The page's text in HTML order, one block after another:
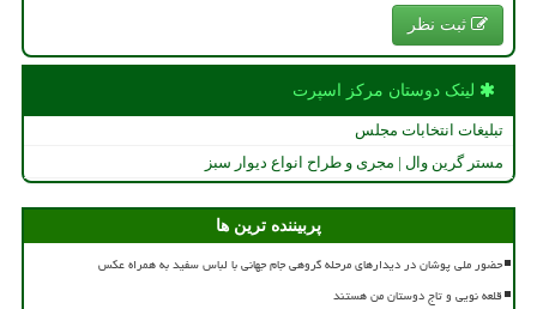
ثبت نظر
لینک دوستان مركز اسپرت
تبلیغات انتخابات مجلس
مستر گرین وال | مجری و طراح انواع دیوار سبز
پربیننده ترین ها
حضور ملی پوشان در دیدارهای مرحله گروهی جام جهانی با لباس سفید به همراه عکس
قلعه نویی و تاج دوستان من هستند